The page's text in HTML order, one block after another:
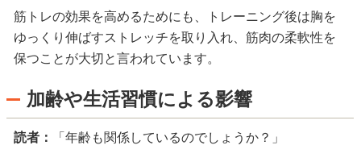
筋トレの効果を高めるためにも、トレーニング後は胸を
ゆっくり伸ばすストレッチを取り入れ、筋肉の柔軟性を
保つことが大切と言われています。
加齢や生活習慣による影響
読者： 「年齢も関係しているのでしょうか？」